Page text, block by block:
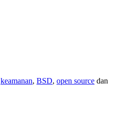
keamanan, BSD, open source dan